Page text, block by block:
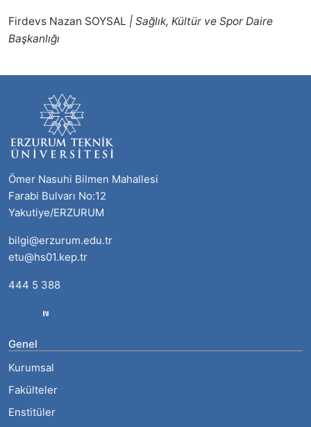
Firdevs Nazan SOYSAL | Sağlık, Kültür ve Spor Daire
Başkanlığı
Ömer Nasuhi Bilmen Mahallesi
Farabi Bulvarı No:12
Yakutiye/ERZURUM
bilgi@erzurum.edu.tr
etu@hs01.kep.tr
444 5 388
Genel
Kurumsal
Fakülteler
Enstitüler